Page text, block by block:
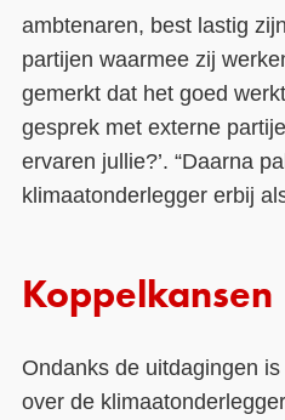
ambtenaren, best lastig
partijen waarmee zij
gemerkt dat het goed
gesprek met externe
ervaren jullie?’. “Daarna
klimaatonderlegger erbij
Koppelkansen
Ondanks de uitdagingen
over de